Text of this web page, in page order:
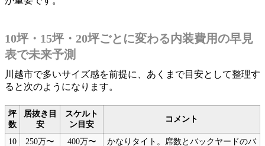
10坪・15坪・20坪ごとに変わる内装費用の早見
表で未来予測
川越市で多いサイズ感を前提に、あくまで目安として整理す
ると次のようになります。
坪
数
居抜き目
安
スケルト
ン目安
コメント
10
250万〜
400万〜
かなりタイト。席数とバックヤードのバ